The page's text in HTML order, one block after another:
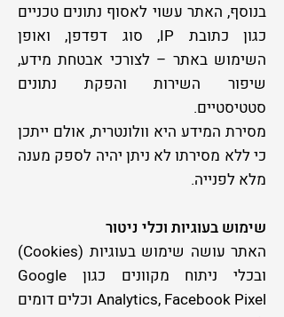
בנוסף, האתר עשוי לאסוף נתונים טכניים
כגון כתובת IP, סוג דפדפן, ואופן
השימוש באתר – לצורכי אבטחת מידע,
שיפור השירות והפקת נתונים
סטטיסטיים.
מסירת המידע היא וולונטרית, אולם ייתכן
כי ללא מסירתו לא ניתן יהיה לספק מענה
מלא לפנייה.
שימוש בעוגיות וכלי ניטור
האתר עושה שימוש בעוגיות (Cookies)
ובכלי ניתוח מקוונים כגון Google
Analytics, Facebook Pixel וכלים דומים